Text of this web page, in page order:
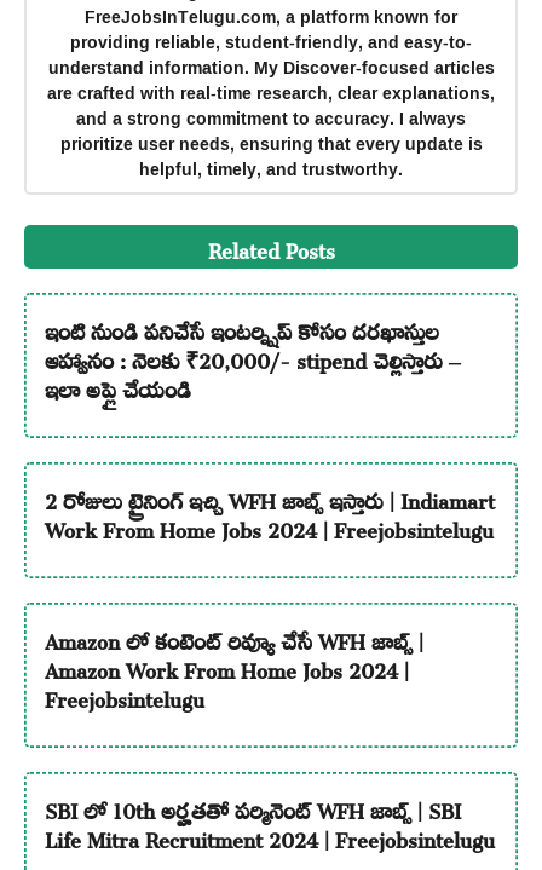
FreeJobsInTelugu.com, a platform known for
providing reliable, student-friendly, and easy-to-
understand information. My Discover-focused articles
are crafted with real-time research, clear explanations,
and a strong commitment to accuracy. I always
prioritize user needs, ensuring that every update is
helpful, timely, and trustworthy.
Related Posts
ఇంటి నుండి పనిచేసే ఇంటర్న్షిప్ కోసం దరఖాస్తుల
ఆహ్వానం : నెలకు ₹20,000/- stipend చెల్లిస్తారు –
ఇలా అప్లై చేయండి
2 రోజులు ట్రైనింగ్ ఇచ్చి WFH జాబ్స్ ఇస్తారు | Indiamart
Work From Home Jobs 2024 | Freejobsintelugu
Amazon లో కంటెంట్ రివ్యూ చేసే WFH జాబ్స్ |
Amazon Work From Home Jobs 2024 |
Freejobsintelugu
SBI లో 10th అర్హతతో పర్మినెంట్ WFH జాబ్స్ | SBI
Life Mitra Recruitment 2024 | Freejobsintelugu